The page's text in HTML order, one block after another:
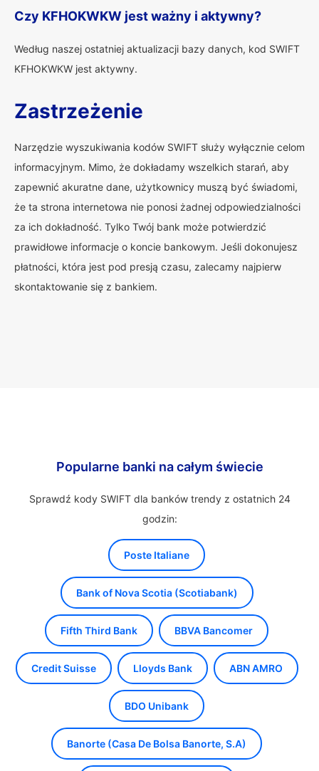
Czy KFHOKWKW jest ważny i aktywny?
Według naszej ostatniej aktualizacji bazy danych, kod SWIFT
KFHOKWKW jest aktywny.
Zastrzeżenie
Narzędzie wyszukiwania kodów SWIFT służy wyłącznie celom
informacyjnym. Mimo, że dokładamy wszelkich starań, aby
zapewnić akuratne dane, użytkownicy muszą być świadomi,
że ta strona internetowa nie ponosi żadnej odpowiedzialności
za ich dokładność. Tylko Twój bank może potwierdzić
prawidłowe informacje o koncie bankowym. Jeśli dokonujesz
płatności, która jest pod presją czasu, zalecamy najpierw
skontaktowanie się z bankiem.
Popularne banki na całym świecie
Sprawdź kody SWIFT dla banków trendy z ostatnich 24
godzin:
Poste Italiane
Bank of Nova Scotia (Scotiabank)
Fifth Third Bank BBVA Bancomer
Credit Suisse Lloyds Bank ABN AMRO
BDO Unibank
Banorte (Casa De Bolsa Banorte, S.A)